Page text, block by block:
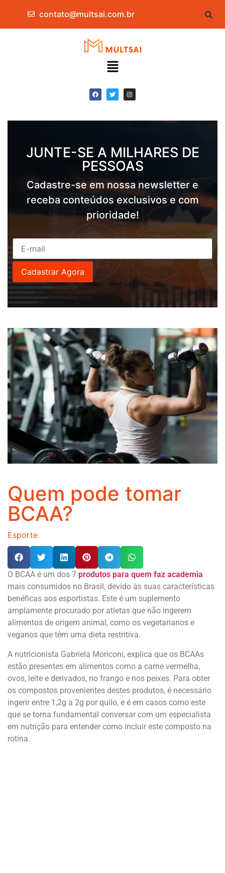
contato@multsai.com.br
JUNTE-SE A MILHARES DE
PESSOAS
Cadastre-se em nossa newsletter e
receba conteúdos exclusivos e com
prioridade!
Quem pode tomar
BCAA?
Esporte
O BCAA é um dos 7 produtos para quem faz academia
mais consumidos no Brasil, devido às suas características
benéficas aos esportistas. Este é um suplemento
amplamente procurado por atletas que não ingerem
alimentos de origem animal, como os vegetarianos e
veganos que têm uma dieta restritiva.
A nutricionista Gabriela Moriconi, explica que os BCAAs
estão presentes em alimentos como a carne vermelha,
ovos, leite e derivados, no frango e nos peixes. Para obter
os compostos provenientes destes produtos, é necessário
ingerir entre 1,2g a 2g por quilo, e é em casos como este
que se torna fundamental conversar com um especialista
em nutrição para entender como incluir este composto na
rotina.